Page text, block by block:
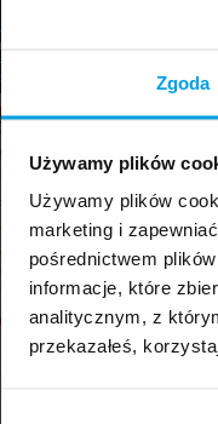
Zgoda
Używamy plików
Używamy plików
marketing i
pośrednictwem
informacje, które
analitycznym, z
przekazałeś,
towarzystwie
ubezpieczeń
towarzystw
szkodę
wyłączeń AC
zakresów
towarzystw
o towarzystwach
oddziałów ZUS
oddziałów KRUS
oddziałów NFZ